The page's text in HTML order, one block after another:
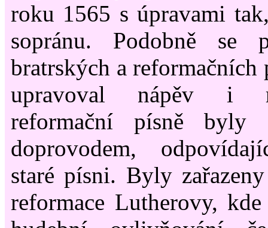
roku 1565 s úpravami
sopránu. Podobně se
bratrských a reformačních
upravoval nápěv i
reformační písně byly
doprovodem,
staré písni. Byly
reformace Lutherovy,